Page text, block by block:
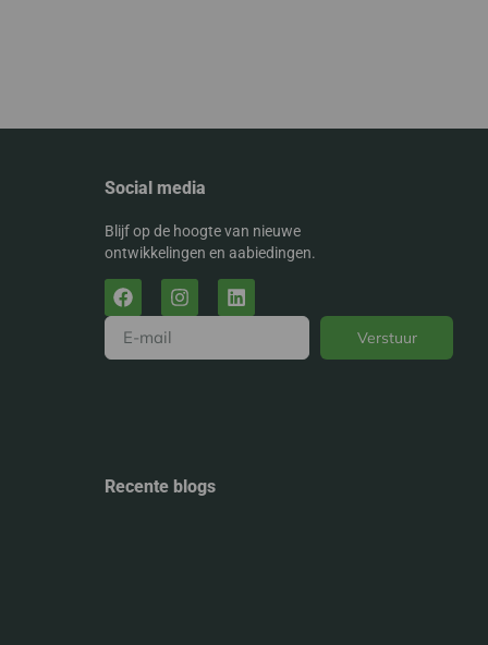
Social media
Blijf op de hoogte van nieuwe
ontwikkelingen en aabiedingen.
Verstuur
Recente blogs